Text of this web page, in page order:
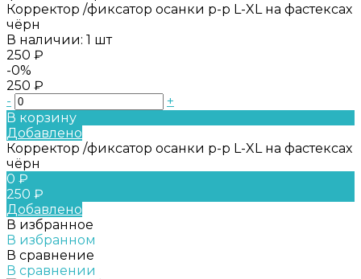
Корректор /фиксатор осанки р-р L-XL на фастексах
чёрн
В наличии: 1 шт
250 ₽
-0%
250 ₽
-
+
В корзину
Добавлено
Корректор /фиксатор осанки р-р L-XL на фастексах
чёрн
0 ₽
250 ₽
Добавлено
В избранное
В избранном
В сравнение
В сравнении